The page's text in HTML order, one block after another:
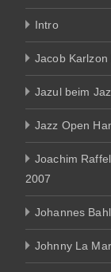
Intro
Jacob
Jazul beim
Jazz Open
Joachim
2007
Johannes
Johnny La